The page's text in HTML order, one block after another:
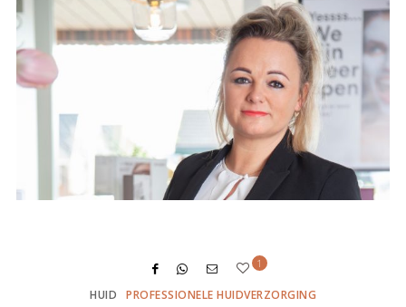
1
HUID PROFESSIONELE HUIDVERZORGING